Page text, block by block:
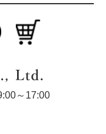
～17:00